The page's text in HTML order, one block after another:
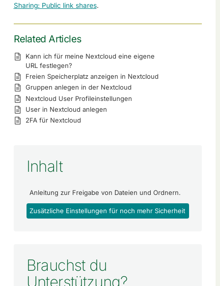
Sharing: Public link shares.
Related Articles
Kann ich für meine Nextcloud eine eigene
URL festlegen?
Freien Speicherplatz anzeigen in Nextcloud
Gruppen anlegen in der Nextcloud
Nextcloud User Profileinstellungen
User in Nextcloud anlegen
2FA für Nextcloud
Inhalt
Anleitung zur Freigabe von Dateien und Ordnern.
Zusätzliche Einstellungen für noch mehr Sicherheit
Brauchst du
Unterstützung?